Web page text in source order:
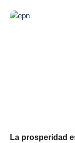
La prosperidad